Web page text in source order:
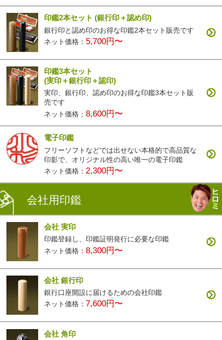
印鑑2本セット(銀行印＋認め印)
銀行印と認め印のお得な印鑑2本セット販売です
ネット価格： 5,700円〜
印鑑3本セット
(実印＋銀行印＋認印)
実印、銀行印、認め印のお得な印鑑3本セット販
売です
ネット価格：8,600円〜
電子印鑑
フリーソフトなどでは出せない本格的で高品質な
印影で、オリジナル性の高い唯一の電子印鑑
ネット価格： 2,300円〜
会社用印鑑
会社 実印
印鑑登録し、印鑑証明発行に必要な印鑑
ネット価格：8,300円〜
会社 銀行印
銀行口座開設に届けるための会社印鑑
ネット価格： 7,600円〜
会社 角印